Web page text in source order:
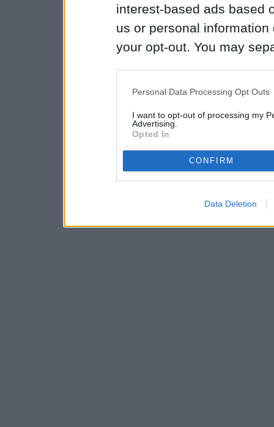
interest-based ads based
us or personal
your opt-out. You may
Downstream Participants
third parties.
Personal Data Processing Opt Outs
I want to opt-out of processing my
Advertising.
Opted In
CONFIRM
Data Deletion